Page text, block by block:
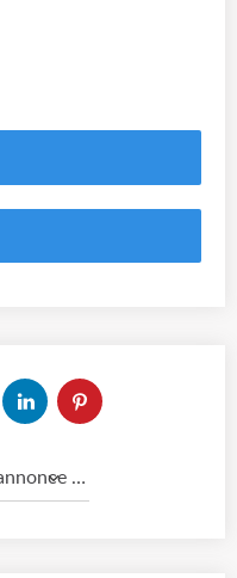
Marquer cette annonce comme...